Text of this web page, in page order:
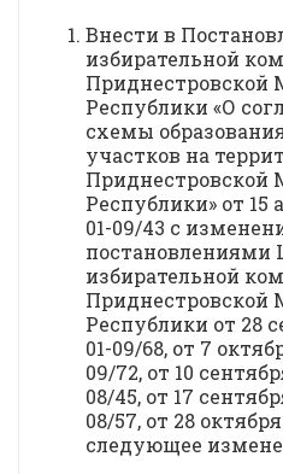
Внести в
избирательной
Приднестровской
Республики «О
схемы
участков на
Приднестровской
Республики» от 15
01-09/43 с
постановлениями
избирательной
Приднестровской
Республики от 28
01-09/68, от 7
09/72, от 10
08/45, от 17
08/57, от 28
следующее